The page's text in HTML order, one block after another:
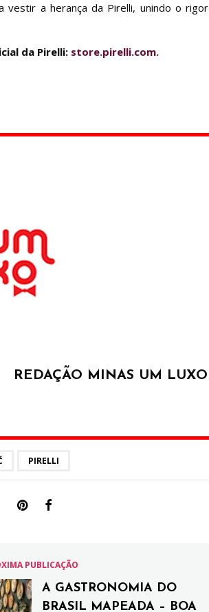
vestir a herança da Pirelli, unindo o rigor
da Pirelli: store.pirelli.com.
REDAÇÃO MINAS UM LUXO
PIRELLI
PUBLICAÇÃO
A GASTRONOMIA DO
BRASIL MAPEADA – BOA